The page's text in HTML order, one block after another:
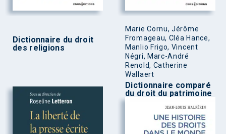
Dictionnaire du droit
des religions
Marie Cornu, Jérôme
Fromageau, Cléa Hance,
Manlio Frigo, Vincent
Négri, Marc-André
Renold, Catherine
Wallaert
Dictionnaire comparé
du droit du patrimoine